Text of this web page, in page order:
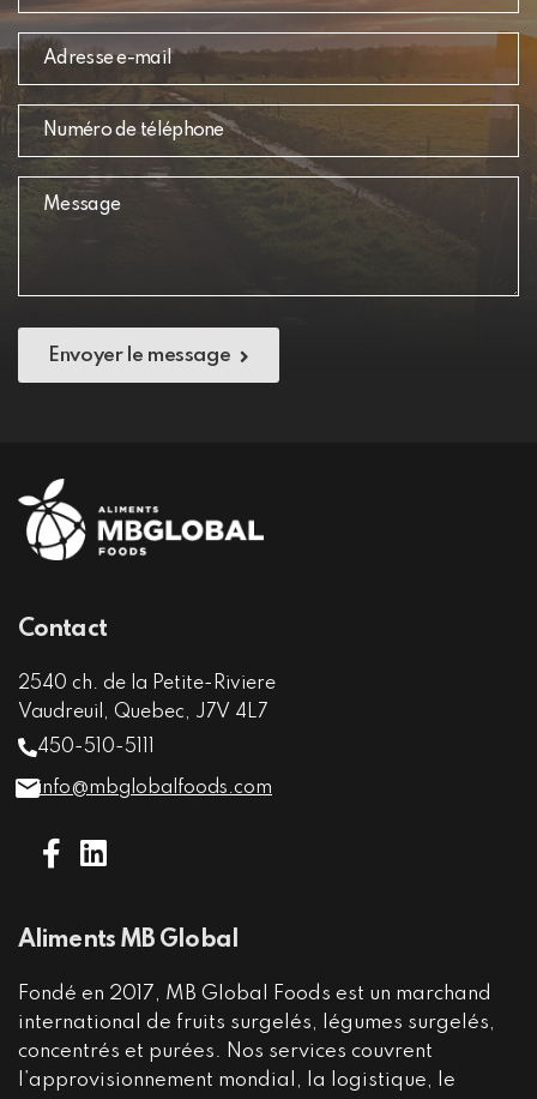
Envoyer le message
Contact
2540 ch. de la Petite-Riviere
Vaudreuil, Quebec, J7V 4L7
450-510-5111
info@mbglobalfoods.com
Aliments MB Global
Fondé en 2017, MB Global Foods est un marchand
international de fruits surgelés, légumes surgelés,
concentrés et purées. Nos services couvrent
l’approvisionnement mondial, la logistique, le